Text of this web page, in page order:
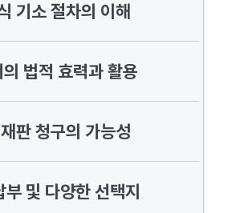
기소 절차의 이해
법적 효력과 활용
판 청구의 가능성
부 및 다양한 선택지